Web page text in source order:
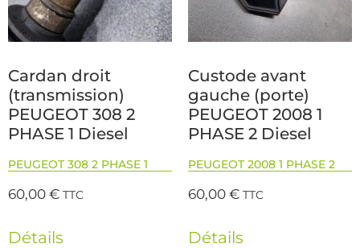
Cardan droit
(transmission)
PEUGEOT 308 2
PHASE 1 Diesel
PEUGEOT 308 2 PHASE 1
60,00€ TTC
Détails
Custode avant
gauche (porte)
PEUGEOT 2008 1
PHASE 2 Diesel
PEUGEOT 2008 1 PHASE 2
60,00€ TTC
Détails